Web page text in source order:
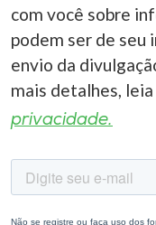
com você sobre
podem ser de seu
envio da
mais detalhes, leia
privacidade.